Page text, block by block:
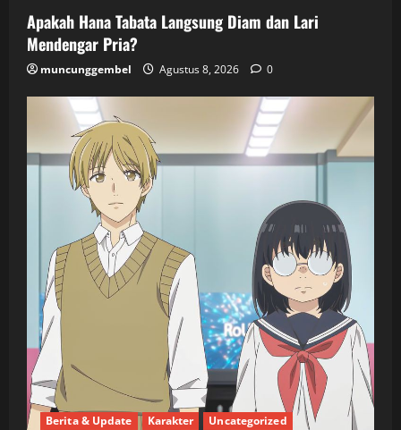
Apakah Hana Tabata Langsung Diam dan Lari
Mendengar Pria?
muncunggembel Agustus 8, 2026 0
Berita & Update Karakter Uncategorized